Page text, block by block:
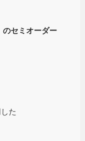
セミオーダー
た